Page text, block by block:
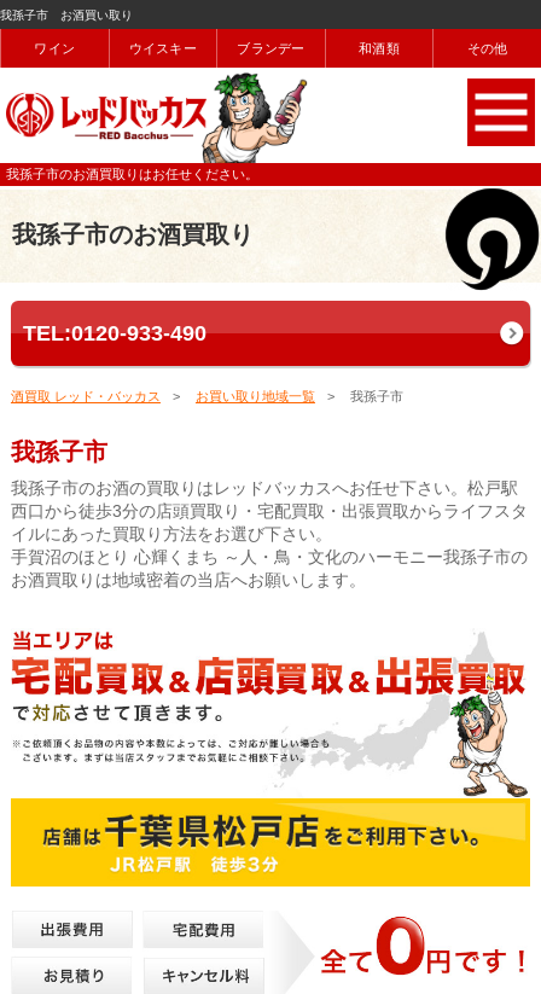
我孫子市 お酒買い取り
ワイン ウイスキー ブランデー 和酒類 その他
我孫子市のお酒買取りはお任せください。
我孫子市のお酒買取り
TEL:0120-933-490
酒買取 レッド・バッカス お買い取り地域一覧 我孫子市
我孫子市
我孫子市のお酒の買取りはレッドバッカスへお任せ下さい。松戸駅
西口から徒歩3分の店頭買取り・宅配買取・出張買取からライフスタ
イルにあった買取り方法をお選び下さい。
手賀沼のほとり 心輝くまち ～人・鳥・文化のハーモニー我孫子市の
お酒買取りは地域密着の当店へお願いします。